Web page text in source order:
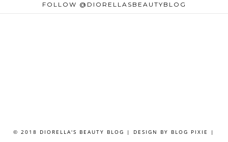
FOLLOW @DIORELLASBEAUTYBLOG
© 2018 DIORELLA'S BEAUTY BLOG | DESIGN BY BLOG PIXIE
|